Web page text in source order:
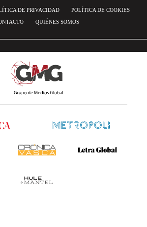
DE PRIVACIDAD
POLÍTICA DE COOKIES
QUIÉNES SOMOS